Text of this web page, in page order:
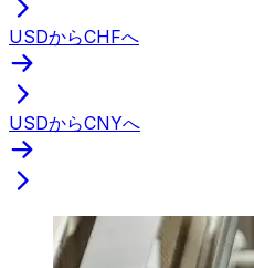
USDからCHFへ
USDからCNYへ